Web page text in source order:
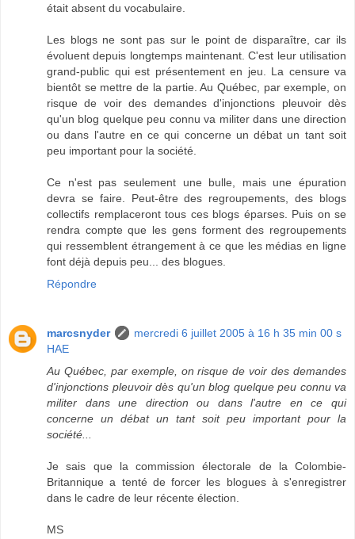
était absent du vocabulaire.
Les blogs ne sont pas sur le point de disparaître, car ils
évoluent depuis longtemps maintenant. C'est leur utilisation
grand-public qui est présentement en jeu. La censure va
bientôt se mettre de la partie. Au Québec, par exemple, on
risque de voir des demandes d'injonctions pleuvoir dès
qu'un blog quelque peu connu va militer dans une direction
ou dans l'autre en ce qui concerne un débat un tant soit
peu important pour la société.
Ce n'est pas seulement une bulle, mais une épuration
devra se faire. Peut-être des regroupements, des blogs
collectifs remplaceront tous ces blogs éparses. Puis on se
rendra compte que les gens forment des regroupements
qui ressemblent étrangement à ce que les médias en ligne
font déjà depuis peu... des blogues.
Répondre
marcsnyder
mercredi 6 juillet 2005 à 16 h 35 min 00 s
HAE
Au Québec, par exemple, on risque de voir des demandes
d'injonctions pleuvoir dès qu'un blog quelque peu connu va
militer dans une direction ou dans l'autre en ce qui
concerne un débat un tant soit peu important pour la
société...
Je sais que la commission électorale de la Colombie-
Britannique a tenté de forcer les blogues à s'enregistrer
dans le cadre de leur récente élection.
MS